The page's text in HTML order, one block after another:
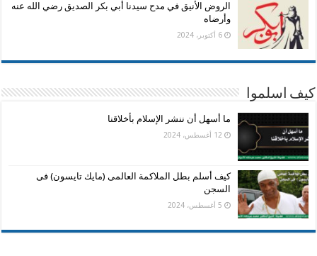
الروض الأنيق في مدح سيدنا أبي بكر الصديق رضي الله عنه
وأرضاه
6 أكتوبر، 2024
كيف اسلموا
ما أسهل أن ننشر الإسلام بأخلاقنا
12 أغسطس، 2024
كيف أسلم بطل الملاكمة العالمى (مايك تايسون) فى
السجن
5 أغسطس، 2024